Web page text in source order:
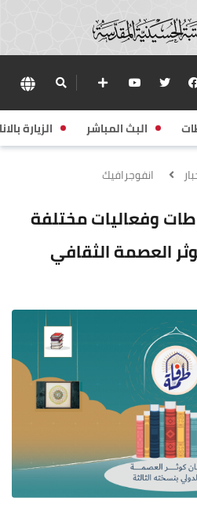
البث المباشر الزيارة
انفوجرافيك
وفعاليات مختلفة
العصمة الثقافي